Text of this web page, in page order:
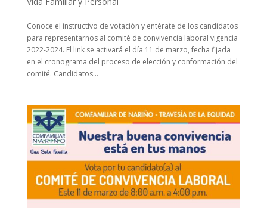
Conoce el instructivo de votación y entérate de los candidatos
para representarnos al comité de convivencia laboral vigencia
2022-2024. El link se activará el día 11 de marzo, fecha fijada
en el cronograma del proceso de elección y conformación del
comité. Candidatos...